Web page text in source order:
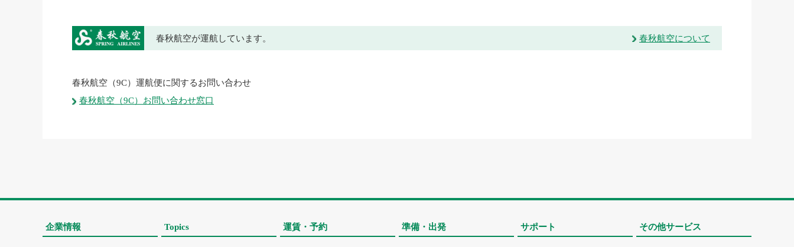
春秋航空が運航しています。 春秋航空について
春秋航空（9C）運航便に関するお問い合わせ
春秋航空（9C）お問い合わせ窓口
企業情報 Topics 運賃・予約 準備・出発 サポート その他サービス